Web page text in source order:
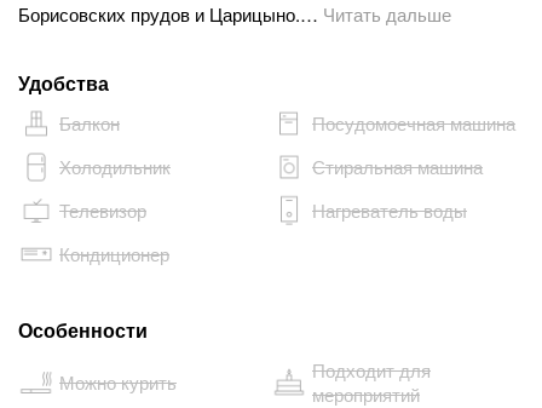
Борисовских прудов и Царицыно.… Читать дальше
Удобства
Балкон
Посудомоечная машина
Холодильник
Стиральная машина
Телевизор
Нагреватель воды
Кондиционер
Особенности
Можно курить
Подходит для
мероприятий